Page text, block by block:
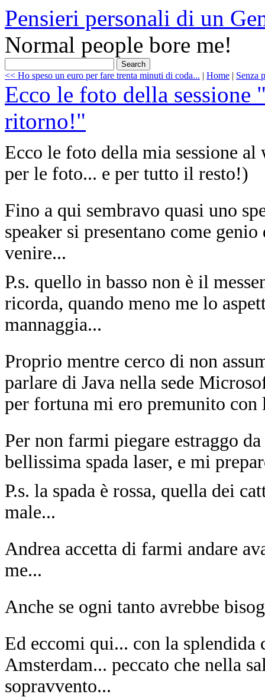
Pensieri personali di un
Normal people bore me!
<< Ho speso un euro per fare trenta minuti di coda... | Home | Senza
Ecco le foto della sessione
ritorno!"
Ecco le foto della mia sessione
per le foto... e per tutto il resto!)
Fino a qui sembravo quasi uno
speaker si presentano come
venire...
P.s. quello in basso non è il
ricorda, quando meno me lo
mannaggia...
Proprio mentre cerco di non
parlare di Java nella sede
per fortuna mi ero premunito
Per non farmi piegare estraggo
bellissima spada laser, e mi
P.s. la spada è rossa, quella dei
male...
Andrea accetta di farmi andare
me...
Anche se ogni tanto avrebbe
Ed eccomi qui... con la
Amsterdam... peccato che nella
sopravvento...